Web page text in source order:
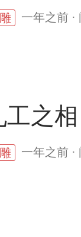
一年之前 ·
工之
一年之前 ·